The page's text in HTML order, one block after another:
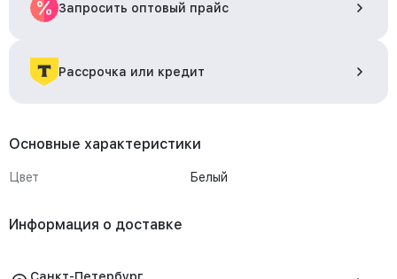
Запросить оптовый прайс
Рассрочка или кредит
Основные характеристики
Цвет Белый
Информация о доставке
Санкт-Петербург